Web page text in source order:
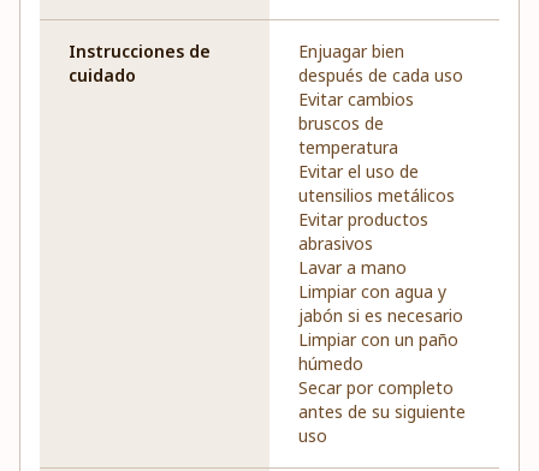
Instrucciones de
cuidado
Enjuagar bien
después de cada uso
Evitar cambios
bruscos de
temperatura
Evitar el uso de
utensilios metálicos
Evitar productos
abrasivos
Lavar a mano
Limpiar con agua y
jabón si es necesario
Limpiar con un paño
húmedo
Secar por completo
antes de su siguiente
uso